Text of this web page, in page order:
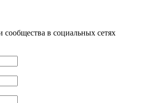
в социальных сетях